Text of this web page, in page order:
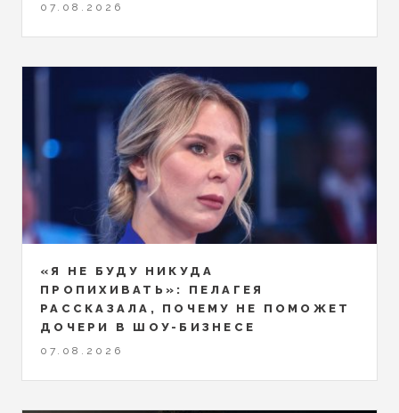
07.08.2026
«Я НЕ БУДУ НИКУДА
ПРОПИХИВАТЬ»: ПЕЛАГЕЯ
РАССКАЗАЛА, ПОЧЕМУ НЕ ПОМОЖЕТ
ДОЧЕРИ В ШОУ-БИЗНЕСЕ
07.08.2026